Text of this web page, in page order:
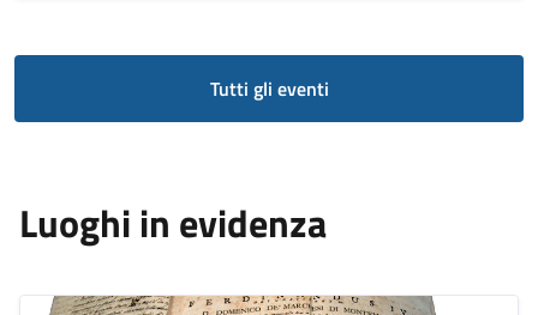
Tutti gli eventi
Luoghi in evidenza